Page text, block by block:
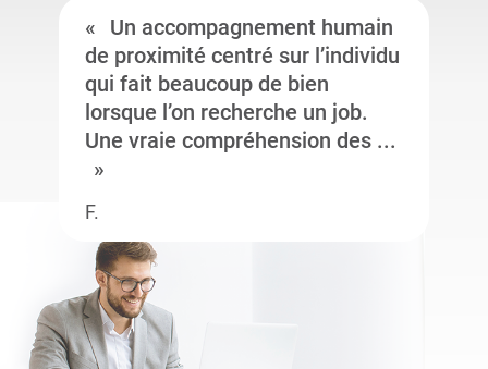
Un accompagnement humain
de proximité centré sur l’individu
qui fait beaucoup de bien
lorsque l’on recherche un job.
Une vraie compréhension des ...
F.